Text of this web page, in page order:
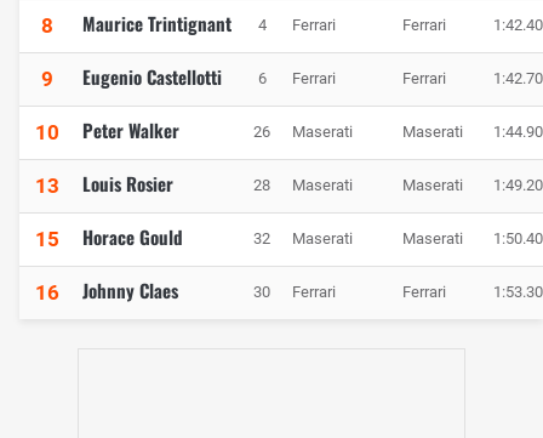
8 Maurice Trintignant 4 Ferrari Ferrari
9 Eugenio Castellotti 6 Ferrari Ferrari
10 Peter Walker 26 Maserati Maserati
13 Louis Rosier 28 Maserati Maserati
15 Horace Gould 32 Maserati Maserati
16 Johnny Claes 30 Ferrari Ferrari